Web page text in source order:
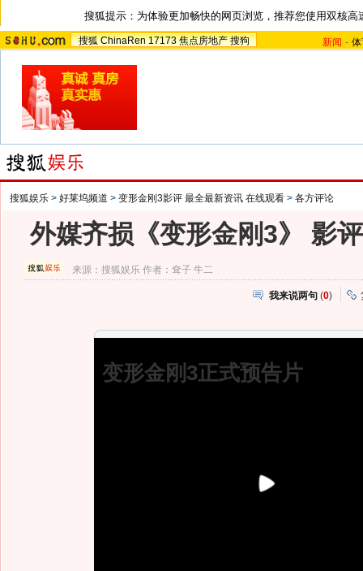
搜狐提示：为体验更加畅快的网页浏览，推荐您使用双核高
搜狐 ChinaRen 17173 焦点房地产 搜狗 新闻 -
搜狐娱乐 > 好莱坞频道 > 变形金刚3影评 最全最新资讯 在线观看 > 各方评论
外媒齐损《变形金刚3》 影
来源：搜狐娱乐 作者：耷子 牛二
我来说两句 (0)
变形金刚3正式预告片